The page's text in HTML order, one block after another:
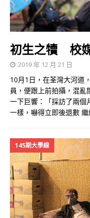
初生之犢 校
2019 年 12 月 21 日
10月1日，在荃灣大河道
員，便跟上前拍攝，混
一下巨響：「採訪了兩個
一樣，嚇得立即後退數
145期大學線